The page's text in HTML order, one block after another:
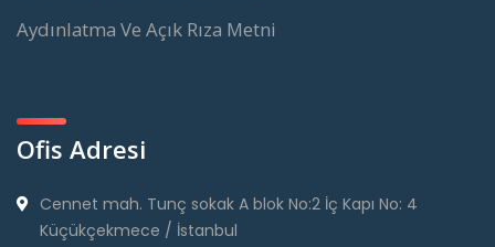
Aydınlatma Ve Açık Rıza Metni
Ofis Adresi
Cennet mah. Tunç sokak A blok No:2 İç Kapı No: 4
Küçükçekmece / İstanbul